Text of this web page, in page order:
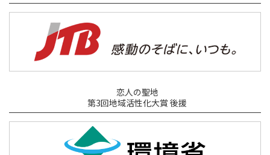
恋人の聖地
第3回地域活性化大賞 後援